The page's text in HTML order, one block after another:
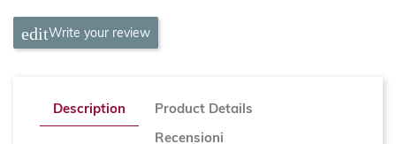
Write your review
Description Product Details
Recensioni